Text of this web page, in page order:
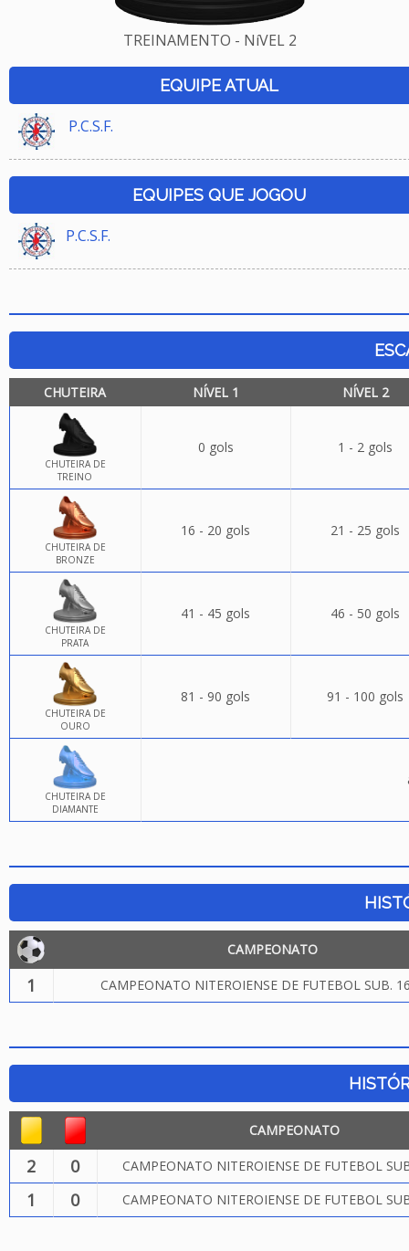
TREINAMENTO - NíVEL 2
EQUIPE ATUAL
P.C.S.F.
EQUIPES QUE JOGOU
P.C.S.F.
CHUTEIRA NÍVEL 1 NÍVEL 2
CHUTEIRA DE
TREINO
0 gols 1 - 2 gols
CHUTEIRA DE
BRONZE
16 - 20 gols 21 - 25 gols
CHUTEIRA DE
PRATA
41 - 45 gols 46 - 50 gols
CHUTEIRA DE
OURO
81 - 90 gols 91 - 100 gols
CHUTEIRA DE
DIAMANTE
CAMPEONATO
1 CAMPEONATO NITEROIENSE DE FUTEBOL SUB.
CAMPEONATO
2 0 CAMPEONATO NITEROIENSE DE FUTEBOL
1 0 CAMPEONATO NITEROIENSE DE FUTEBOL